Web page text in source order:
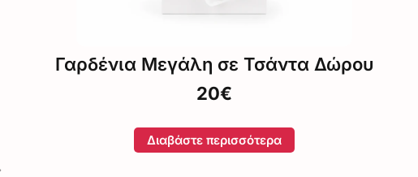
Γαρδένια Μικρή σε Πήλινο
15€
Διαβάστε περισσότερα